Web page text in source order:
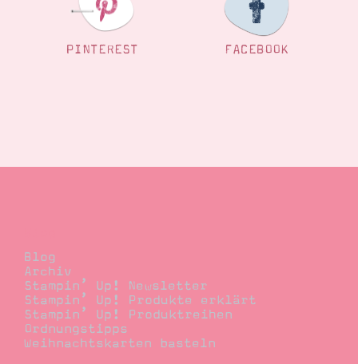
PINTEREST FACEBOOK
Blog
Archiv
Stampin’ Up! Newsletter
Stampin’ Up! Produkte erklärt
Stampin’ Up! Produktreihen
Ordnungstipps
Weihnachtskarten basteln